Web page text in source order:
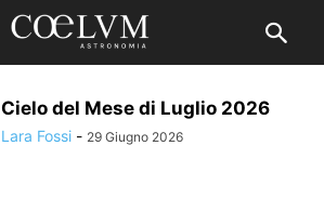
Cielo del Mese di Luglio 2026
Lara Fossi - 29 Giugno 2026